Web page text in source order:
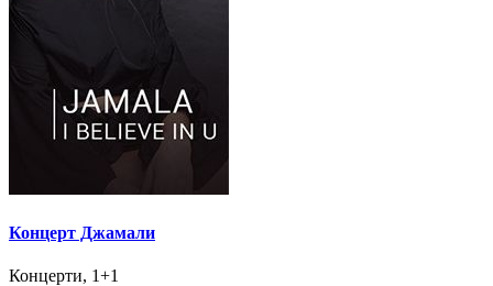
Концерт Джамали
Концерти, 1+1